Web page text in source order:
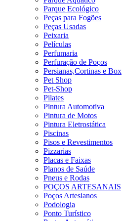
Parque Ecológico
Peças para Fogões
Peças Usadas
Peixaria
Películas
Perfumaria
Perfuração de Poços
Persianas,Cortinas e Box
Pet Shop
Pet-Shop
Pilates
Pintura Automotiva
Pintura de Motos
Pintura Eletrostática
Piscinas
Pisos e Revestimentos
Pizzarias
Placas e Faixas
Planos de Saúde
Pneus e Rodas
POÇOS ARTESANAIS
Poços Artesianos
Podologia
Ponto Turístico